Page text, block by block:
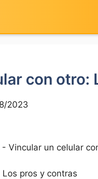
con otro:
2023
- Vincular un celular
pros y contras